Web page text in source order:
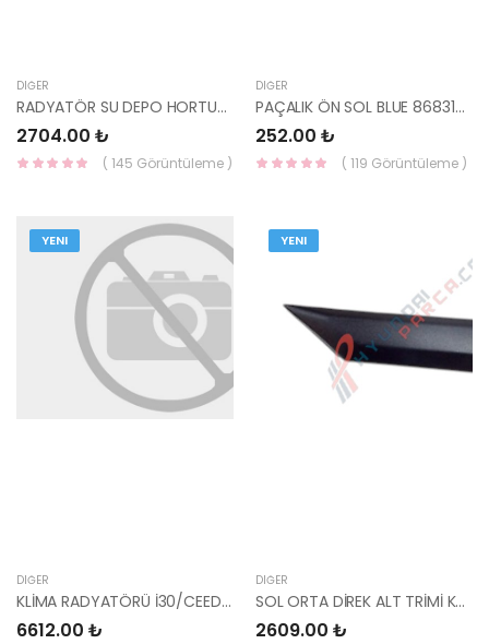
DIĞER
RADYATÖR SU DEPO HORTUMU TUCSON 2021 25450-N7000 HMC
2704.00 ₺
( 145 Görüntüleme )
DIĞER
PAÇALIK ÖN SOL BLUE 86831-1R000 YS
252.00 ₺
( 119 Görüntüleme )
YENI
DIĞER
KLİMA RADYATÖRÜ İ30/CEED 2012 /ELANTRA 2014 97606-A5800 KALE
6612.00 ₺
YENI
DIĞER
SOL ORTA DİREK ALT TRİMİ KONA 85835-J9000TRY MOBİS
2609.00 ₺